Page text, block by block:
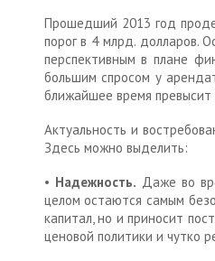
Прошедший 2013 год
порог в 4 млрд. долларов.
перспективным в плане
большим спросом у
ближайшее время превысит
Актуальность и
Здесь можно выделить:
• Надежность. Даже во
целом остаются самым
капитал, но и приносит
ценовой политики и чутко